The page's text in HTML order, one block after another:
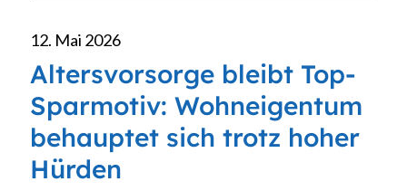
12. Mai 2026
Altersvorsorge bleibt Top-
Sparmotiv: Wohneigentum
behauptet sich trotz hoher
Hürden